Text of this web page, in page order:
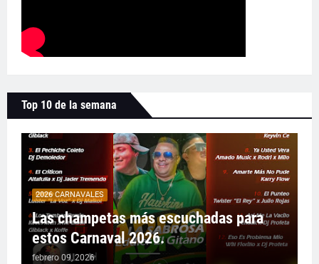
Top 10 de la semana
2026 CARNAVALES
Las champetas más escuchadas para
estos Carnaval 2026.
febrero 09, 2026